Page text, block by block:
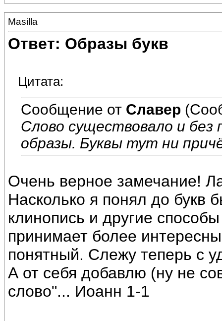
Masilla
Ответ: Образы букв
Цитата:
Сообщение от Славер
Слово существовало и без
образы. Буквы тут ни
Очень верное замечание!
Насколько я понял до букв
клинопись и другие
принимает более
понятный. Слежу теперь с
А от себя добавлю (ну не
слово"... Иоанн 1-1